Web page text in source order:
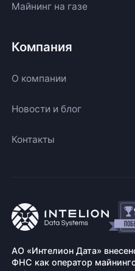
Майнинг на газе
Компания
О компании
Новости и блог
Контакты
АО «Интелион Дата»
ФНС как оператор